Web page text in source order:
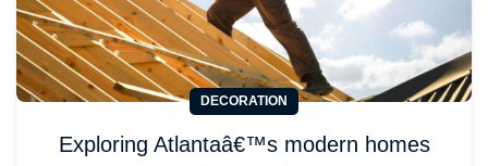
DECORATION
Exploring Atlantaâ€™s modern homes